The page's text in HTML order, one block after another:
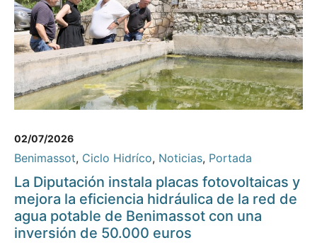
02/07/2026
Benimassot, Ciclo Hidríco, Noticias, Portada
La Diputación instala placas fotovoltaicas y
mejora la eficiencia hidráulica de la red de
agua potable de Benimassot con una
inversión de 50.000 euros